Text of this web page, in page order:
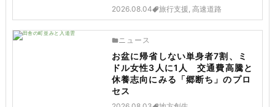
2026.08.04 旅行支援, 高速道路
ニュース
お盆に帰省しない単身者7割、ミ
ドル女性3人に1人 交通費高騰と
休養志向にみる「郷断ち」のプロ
セス